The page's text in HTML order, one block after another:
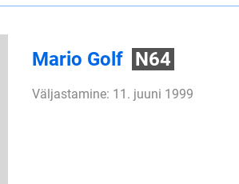
Mario Golf N64
Väljastamine: 11. juuni 1999